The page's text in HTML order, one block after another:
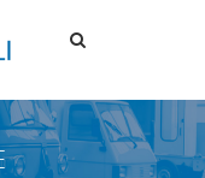
Apri la ricerca